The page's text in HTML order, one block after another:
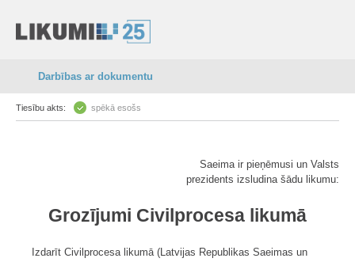
Darbības ar dokumentu
Tiesību akts: spēkā esošs
Saeima ir pieņēmusi un Valsts
prezidents izsludina šādu likumu:
Grozījumi Civilprocesa likumā
Izdarīt Civilprocesa likumā (Latvijas Republikas Saeimas un